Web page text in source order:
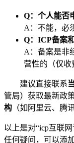
Q：个人能否
A：不能，必
Q：ICP备案
A：备案是非
营性的（仅收
建议直接联系
管局）获取最新政
构 （如阿里云、腾
以上是对“icp互联
任何疑问，可以添